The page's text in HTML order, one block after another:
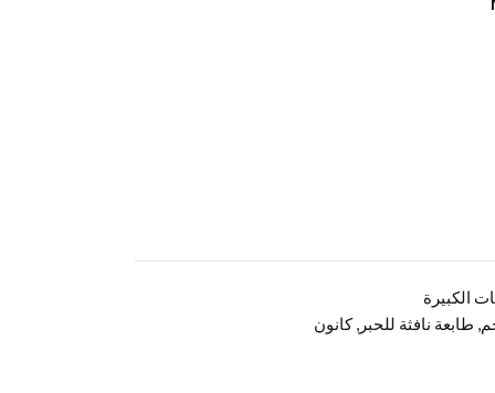
طابعة نافثة للحبر كانون